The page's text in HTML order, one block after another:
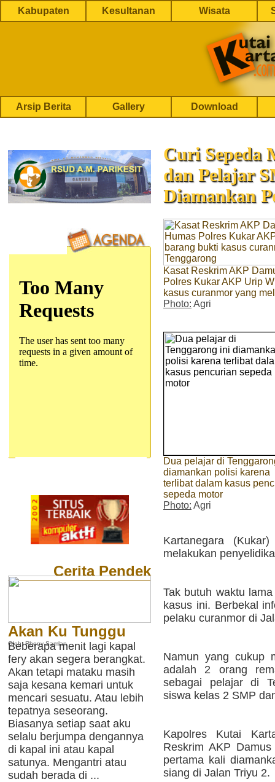
Kabupaten Kesultanan Wisata
Arsip Berita Gallery Download
Cerita Pendek
Akan Ku Tunggu
Oleh: Rhony Samlan
Beberapa menit lagi kapal
fery akan segera berangkat.
Akan tetapi mataku masih
saja kesana kemari untuk
mencari sesuatu. Atau lebih
tepatnya seseorang.
Biasanya setiap saat aku
selalu berjumpa dengannya
di kapal ini atau kapal
satunya. Mengantri atau
sudah berada di ...
Curi Sepeda
dan Pelajar
Diamankan
Kasat Reskrim AKP
Polres Kukar AKP Urip
kasus curanmor yang
Photo: Agri
Dua pelajar di
diamankan polisi karena
terlibat dalam kasus
sepeda motor
Photo: Agri
Kartanegara
melakukan
Tak butuh waktu
kasus ini. Berbekal
pelaku curanmor di
Namun yang cukup
adalah 2 orang
sebagai pelajar di
siswa kelas 2 SMP
Kapolres Kutai
Reskrim AKP
pertama kali
siang di Jalan Triyu 2.